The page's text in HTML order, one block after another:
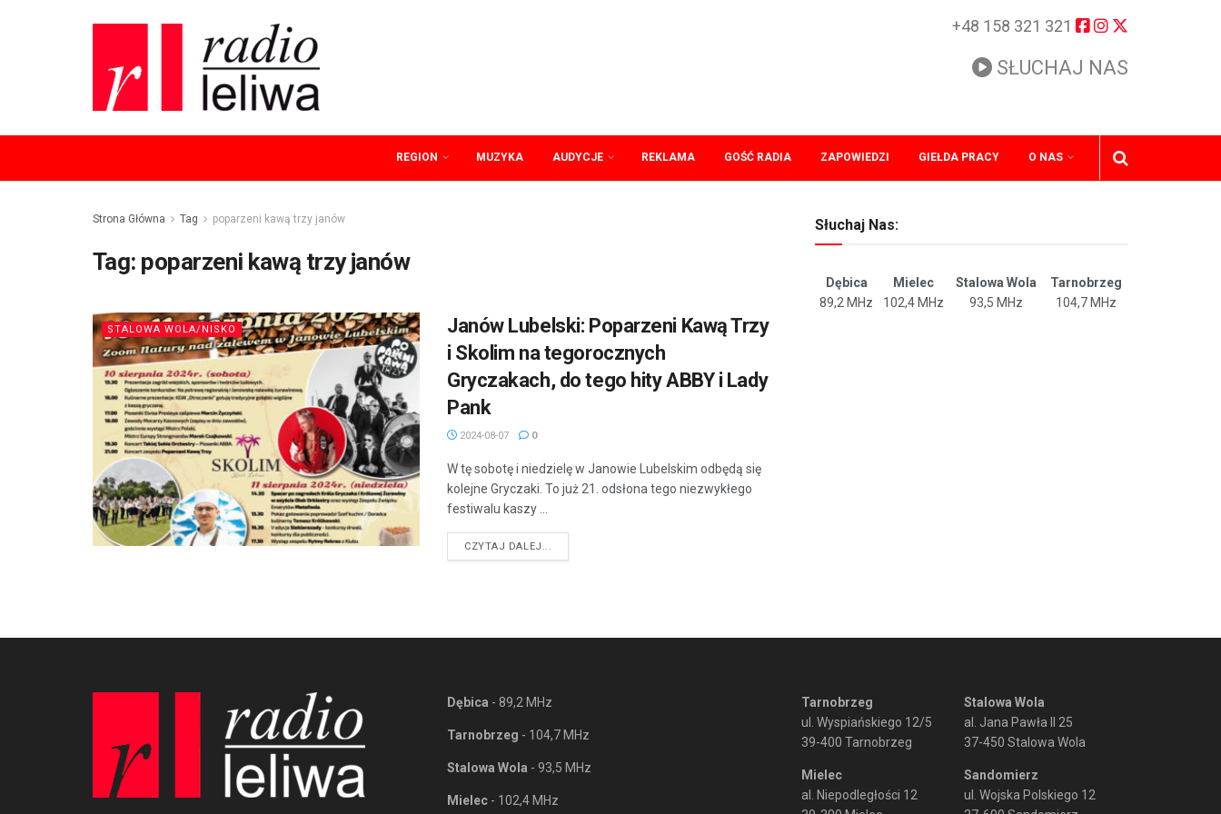
+48 158 321 321
SŁUCHAJ NAS
REGION MUZYKA AUDYCJE REKLAMA GOŚĆ RADIA ZAPOWIEDZI GIEŁDA PRACY O NAS
Strona Główna Tag poparzeni kawą trzy janów
Tag: poparzeni kawą trzy janów
STALOWA WOLA/NISKO
Janów Lubelski: Poparzeni Kawą Trzy
i Skolim na tegorocznych
Gryczakach, do tego hity ABBY i Lady
Pank
2024-08-07 0
W tę sobotę i niedzielę w Janowie Lubelskim odbędą się
kolejne Gryczaki. To już 21. odsłona tego niezwykłego
festiwalu kaszy ...
CZYTAJ DALEJ...
Słuchaj Nas:
Dębica Mielec Stalowa Wola
Tarnobrzeg
89,2 MHz
102,4 MHz 93,5 MHz 104,7 MHz
Dębica - 89,2 MHz
Tarnobrzeg - 104,7 MHz
Stalowa Wola - 93,5 MHz
Mielec - 102,4 MHz
Tarnobrzeg
ul. Wyspiańskiego 12/5
39-400 Tarnobrzeg
Mielec
al. Niepodległości 12
Stalowa Wola
al. Jana Pawła II 25
37-450 Stalowa Wola
Sandomierz
ul. Wojska Polskiego 12